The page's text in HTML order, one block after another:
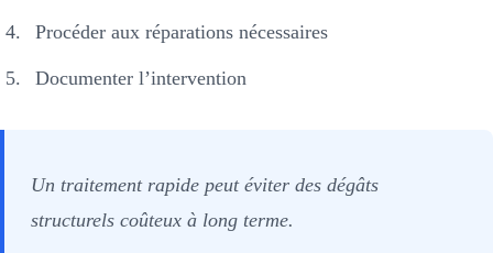
Procéder aux réparations nécessaires
Documenter l’intervention
Un traitement rapide peut éviter des dégâts
structurels coûteux à long terme.